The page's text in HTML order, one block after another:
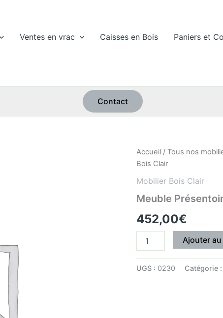
Ventes en vrac Caisses en Bois
Paniers et
Contact
Accueil / Tous nos
Bois Clair
Mobilier Bois Clair
Meuble
452,00€
quantité
de
Présentoir
Casiers
Clair
Ajouter
UGS : 0230 Catégorie